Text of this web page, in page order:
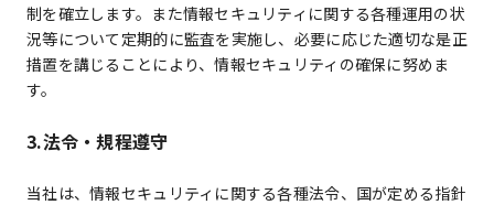
制を確立します。また情報セキュリティに関する各種運用の状
況等について定期的に監査を実施し、必要に応じた適切な是正
措置を講じることにより、情報セキュリティの確保に努めま
す。
3.法令・規程遵守
当社は、情報セキュリティに関する各種法令、国が定める指針